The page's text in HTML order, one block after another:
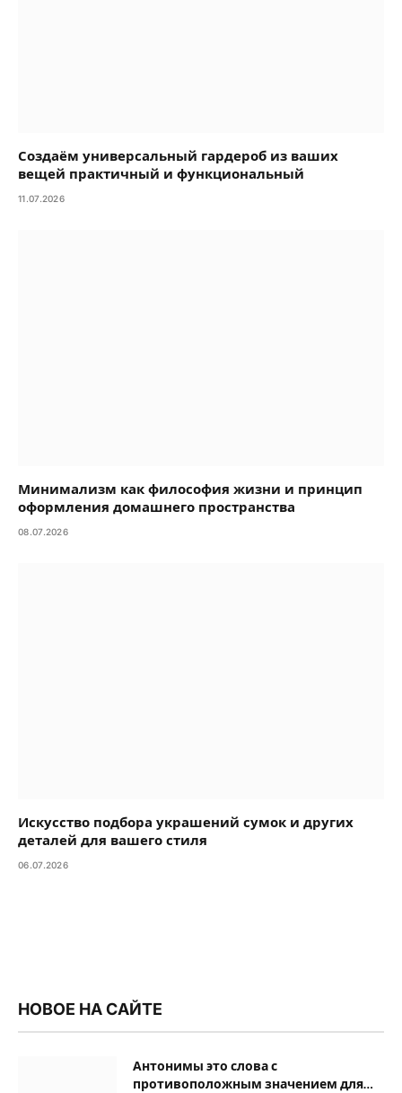
Создаём универсальный гардероб из ваших
вещей практичный и функциональный
11.07.2026
Минимализм как философия жизни и принцип
оформления домашнего пространства
08.07.2026
Искусство подбора украшений сумок и других
деталей для вашего стиля
06.07.2026
НОВОЕ НА САЙТЕ
Антонимы это слова с
противоположным значением для